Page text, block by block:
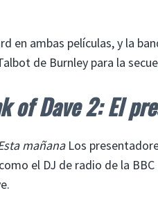
en ambas películas, y la
de Burnley para la
of Dave 2: El
mañana Los
el DJ de radio de la BBC